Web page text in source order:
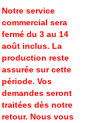
Notre service
commercial sera
fermé du 3 au 14
août inclus. La
production reste
assurée sur cette
période. Vos
demandes seront
traitées dès notre
retour. Nous vous